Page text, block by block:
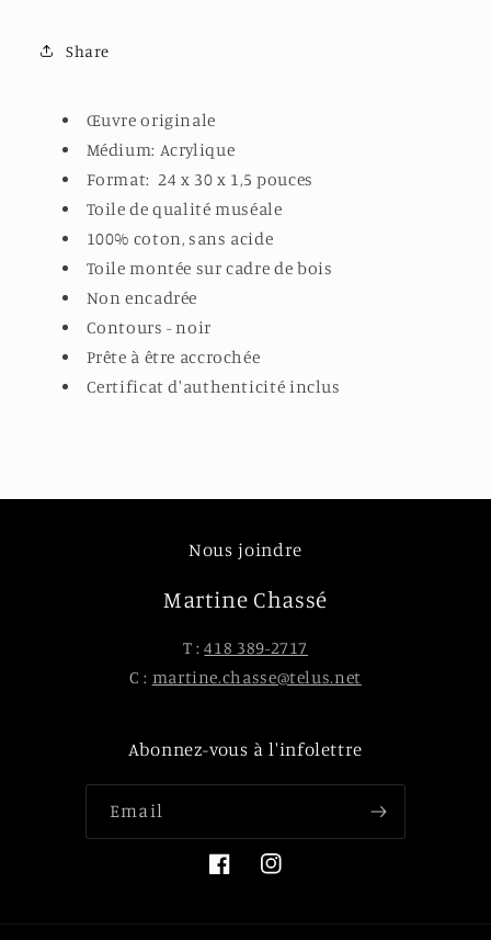
Share
Œuvre originale
Médium: Acrylique
Format: 24 x 30 x 1,5 pouces
Toile de qualité muséale
100% coton, sans acide
Toile montée sur cadre de bois
Non encadrée
Contours - noir
Prête à être accrochée
Certificat d'authenticité inclus
Nous joindre
Martine Chassé
T :418 389-2717
C : martine.chasse@telus.net
Abonnez-vous à l'infolettre
Email
FacebookInstagram